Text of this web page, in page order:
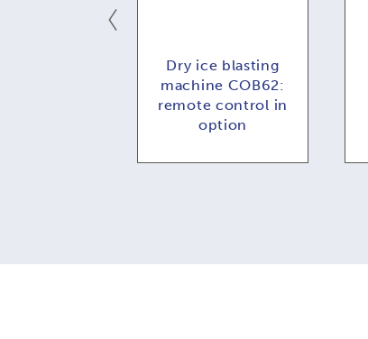
Dry ice blasting
machine COB62:
remote control in
option